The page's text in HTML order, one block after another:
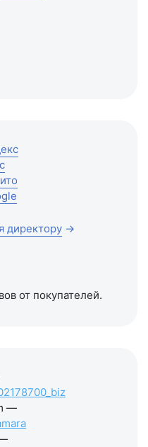
директору →
от покупателей.
—